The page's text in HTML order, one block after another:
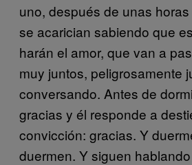
uno, después de unas
se acarician sabiendo que
harán el amor, que van a
muy juntos, peligrosamente
conversando. Antes de
gracias y él responde a
convicción: gracias. Y
duermen. Y siguen